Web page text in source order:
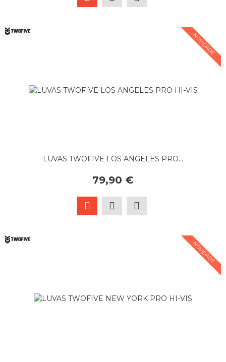
NOVIDADE
LUVAS TWOFIVE LOS ANGELES PRO...
79,90 €
NOVIDADE